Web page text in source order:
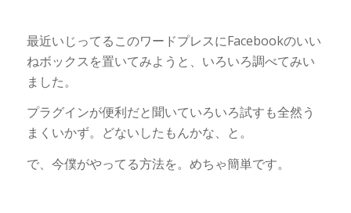
最近いじってるこのワードプレスにFacebookのいい
ねボックスを置いてみようと、いろいろ調べてみい
ました。
プラグインが便利だと聞いていろいろ試すも全然う
まくいかず。どないしたもんかな、と。
で、今僕がやってる方法を。めちゃ簡単です。